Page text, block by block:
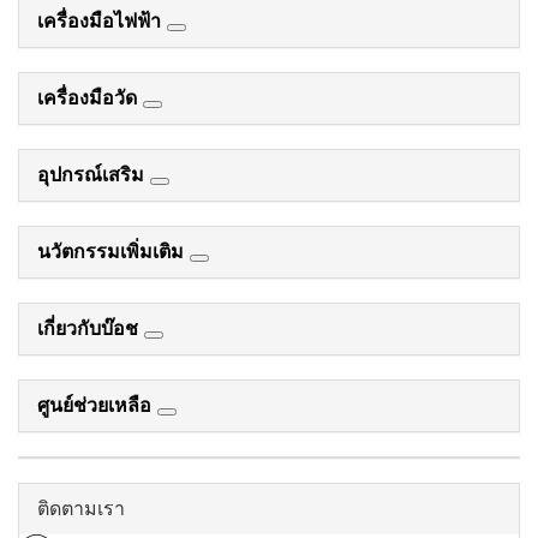
เครื่องมือไฟฟ้า
เครื่องมือวัด
อุปกรณ์เสริม
นวัตกรรมเพิ่มเติม
เกี่ยวกับบ๊อช
ศูนย์ช่วยเหลือ
ติดตามเรา